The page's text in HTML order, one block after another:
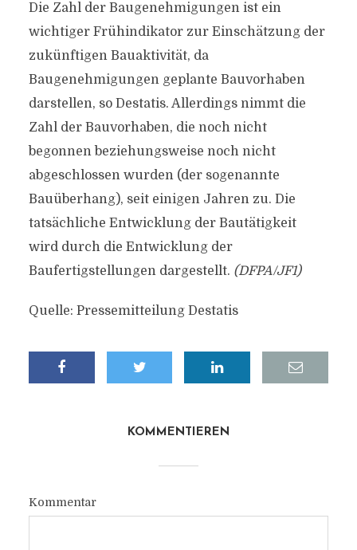
Die Zahl der Baugenehmigungen ist ein
wichtiger Frühindikator zur Einschätzung der
zukünftigen Bauaktivität, da
Baugenehmigungen geplante Bauvorhaben
darstellen, so Destatis. Allerdings nimmt die
Zahl der Bauvorhaben, die noch nicht
begonnen beziehungsweise noch nicht
abgeschlossen wurden (der sogenannte
Bauüberhang), seit einigen Jahren zu. Die
tatsächliche Entwicklung der Bautätigkeit
wird durch die Entwicklung der
Baufertigstellungen dargestellt. (DFPA/JF1)
Quelle: Pressemitteilung Destatis
KOMMENTIEREN
Kommentar